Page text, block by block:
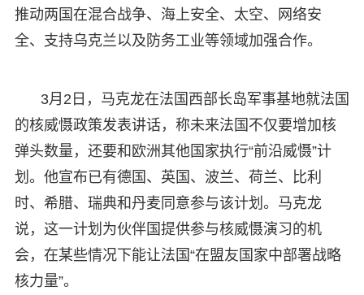
推动两国在混合战争、海上安全、太空、网络安
全、支持乌克兰以及防务工业等领域加强合作。
3月2日，马克龙在法国西部长岛军事基地就法国
的核威慑政策发表讲话，称未来法国不仅要增加核
弹头数量，还要和欧洲其他国家执行“前沿威慑”计
划。他宣布已有德国、英国、波兰、荷兰、比利
时、希腊、瑞典和丹麦同意参与该计划。马克龙
说，这一计划为伙伴国提供参与核威慑演习的机
会，在某些情况下能让法国“在盟友国家中部署战略
核力量”。